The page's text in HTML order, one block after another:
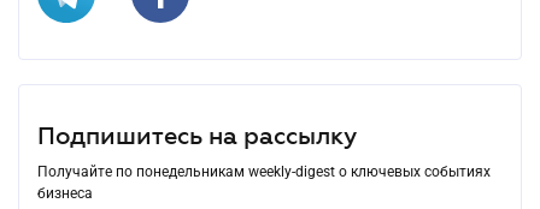
Подпишитесь на рассылку
Получайте по понедельникам weekly-digest о ключевых событиях
бизнеса